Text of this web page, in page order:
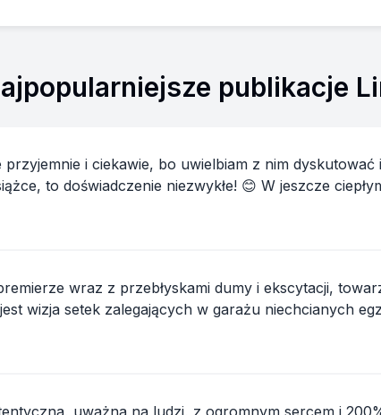
publikacje
i ciekawie, bo uwielbiam z nim dyskutować
😊 W jeszcze ciepłym wideokaście, wspólnie z
wraz z przebłyskami dumy i ekscytacji,
wizja setek zalegających w garażu niechcianych
uważna na ludzi, z ogromnym sercem i